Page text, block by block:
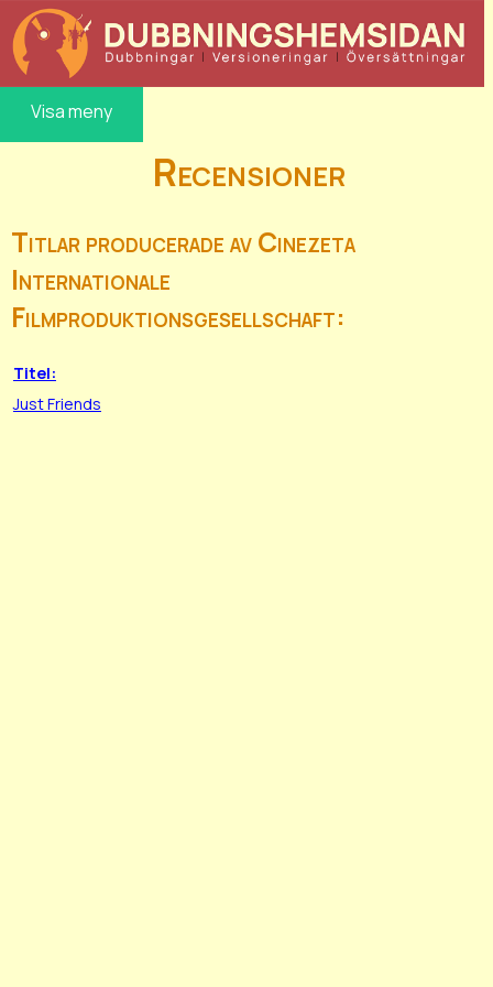
Visa meny
Recensioner
Titlar producerade av Cinezeta
Internationale
Filmproduktionsgesellschaft:
Titel:
Just Friends